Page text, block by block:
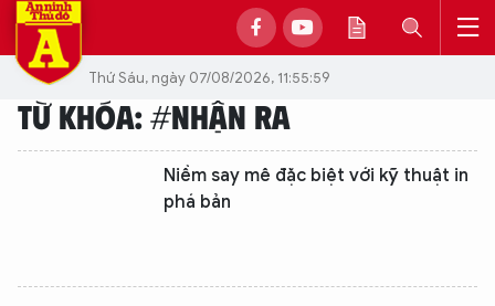
Thứ Sáu, ngày 07/08/2026, 11:55:59
TỪ KHÓA: #NHẬN RA
Niềm say mê đặc biệt với kỹ thuật in
phá bản